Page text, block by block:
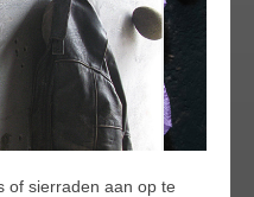
of sierraden aan op te